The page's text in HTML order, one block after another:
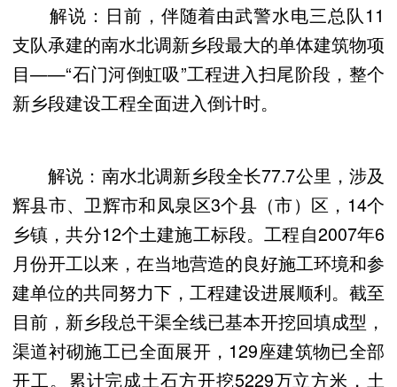
解说：日前，伴随着由武警水电三总队11
支队承建的南水北调新乡段最大的单体建筑物项
目——“石门河倒虹吸”工程进入扫尾阶段，整个
新乡段建设工程全面进入倒计时。
解说：南水北调新乡段全长77.7公里，涉及
辉县市、卫辉市和凤泉区3个县（市）区，14个
乡镇，共分12个土建施工标段。工程自2007年6
月份开工以来，在当地营造的良好施工环境和参
建单位的共同努力下，工程建设进展顺利。截至
目前，新乡段总干渠全线已基本开挖回填成型，
渠道衬砌施工已全面展开，129座建筑物已全部
开工。累计完成土石方开挖5229万立方米，土